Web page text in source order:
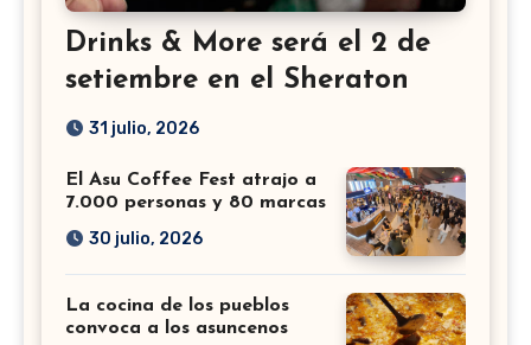
Drinks & More será el 2 de
setiembre en el Sheraton
31 julio, 2026
El Asu Coffee Fest atrajo a
7.000 personas y 80 marcas
30 julio, 2026
La cocina de los pueblos
convoca a los asuncenos